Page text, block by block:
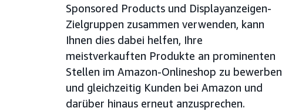
Sponsored Products und Displayanzeigen-
Zielgruppen zusammen verwenden, kann
Ihnen dies dabei helfen, Ihre
meistverkauften Produkte an prominenten
Stellen im Amazon-Onlineshop zu bewerben
und gleichzeitig Kunden bei Amazon und
darüber hinaus erneut anzusprechen.